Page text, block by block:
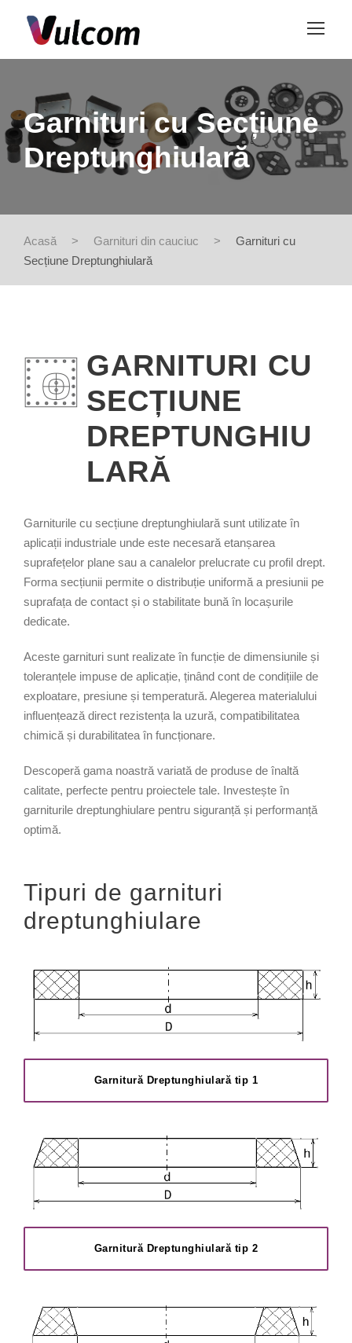
Garnituri cu Secțiune
Dreptunghiulară
Acasă > Garnituri din cauciuc >
Garnituri cu
Secțiune Dreptunghiulară
GARNITURI CU
SECȚIUNE
DREPTUNGHIU
LARĂ
Garniturile cu secțiune dreptunghiulară sunt utilizate în
aplicații industriale unde este necesară etanșarea
suprafețelor plane sau a canalelor prelucrate cu profil drept.
Forma secțiunii permite o distribuție uniformă a presiunii pe
suprafața de contact și o stabilitate bună în locașurile
dedicate.
Aceste garnituri sunt realizate în funcție de dimensiunile și
toleranțele impuse de aplicație, ținând cont de condițiile de
exploatare, presiune și temperatură. Alegerea materialului
influențează direct rezistența la uzură, compatibilitatea
chimică și durabilitatea în funcționare.
Descoperă gama noastră variată de produse de înaltă
calitate, perfecte pentru proiectele tale. Investește în
garniturile dreptunghiulare pentru siguranță și performanță
optimă.
Tipuri de garnituri
dreptunghiulare
Garnitură Dreptunghiulară tip 1
Garnitură Dreptunghiulară tip 2